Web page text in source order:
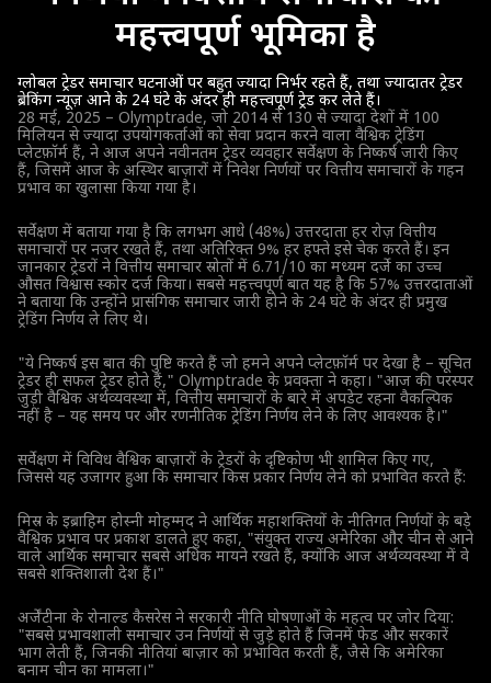
महत्त्वपूर्ण भूमिका है
ग्लोबल ट्रेडर समाचार घटनाओं पर बहुत ज्यादा निर्भर रहते हैं, तथा ज्यादातर ट्रेडर
ब्रेकिंग न्यूज़ आने के 24 घंटे के अंदर ही महत्त्वपूर्ण ट्रेड कर लेते हैं।
28 मई, 2025 – Olymptrade, जो 2014 से 130 से ज्यादा देशों में 100
मिलियन से ज्यादा उपयोगकर्ताओं को सेवा प्रदान करने वाला वैश्विक ट्रेडिंग
प्लेटफ़ॉर्म हैं, ने आज अपने नवीनतम ट्रेडर व्यवहार सर्वेक्षण के निष्कर्ष जारी किए
हैं, जिसमें आज के अस्थिर बाज़ारों में निवेश निर्णयों पर वित्तीय समाचारों के गहन
प्रभाव का खुलासा किया गया है।
सर्वेक्षण में बताया गया है कि लगभग आधे (48%) उत्तरदाता हर रोज़ वित्तीय
समाचारों पर नजर रखते हैं, तथा अतिरिक्त 9% हर हफ्ते इसे चेक करते हैं। इन
जानकार ट्रेडरों ने वित्तीय समाचार स्रोतों में 6.71/10 का मध्यम दर्जे का उच्च
औसत विश्वास स्कोर दर्ज किया। सबसे महत्त्वपूर्ण बात यह है कि 57% उत्तरदाताओं
ने बताया कि उन्होंने प्रासंगिक समाचार जारी होने के 24 घंटे के अंदर ही प्रमुख
ट्रेडिंग निर्णय ले लिए थे।
"ये निष्कर्ष इस बात की पुष्टि करते हैं जो हमने अपने प्लेटफ़ॉर्म पर देखा है – सूचित
ट्रेडर ही सफल ट्रेडर होते हैं," Olymptrade के प्रवक्ता ने कहा। "आज की परस्पर
जुड़ी वैश्विक अर्थव्यवस्था में, वित्तीय समाचारों के बारे में अपडेट रहना वैकल्पिक
नहीं है – यह समय पर और रणनीतिक ट्रेडिंग निर्णय लेने के लिए आवश्यक है।"
सर्वेक्षण में विविध वैश्विक बाज़ारों के ट्रेडरों के दृष्टिकोण भी शामिल किए गए,
जिससे यह उजागर हुआ कि समाचार किस प्रकार निर्णय लेने को प्रभावित करते हैं:
मिस्र के इब्राहिम होस्नी मोहम्मद ने आर्थिक महाशक्तियों के नीतिगत निर्णयों के बड़े
वैश्विक प्रभाव पर प्रकाश डालते हुए कहा, "संयुक्त राज्य अमेरिका और चीन से आने
वाले आर्थिक समाचार सबसे अधिक मायने रखते हैं, क्योंकि आज अर्थव्यवस्था में वे
सबसे शक्तिशाली देश हैं।"
अर्जेंटीना के रोनाल्ड कैसरेस ने सरकारी नीति घोषणाओं के महत्व पर जोर दिया:
"सबसे प्रभावशाली समाचार उन निर्णयों से जुड़े होते हैं जिनमें फेड और सरकारें
भाग लेती हैं, जिनकी नीतियां बाज़ार को प्रभावित करती हैं, जैसे कि अमेरिका
बनाम चीन का मामला।"